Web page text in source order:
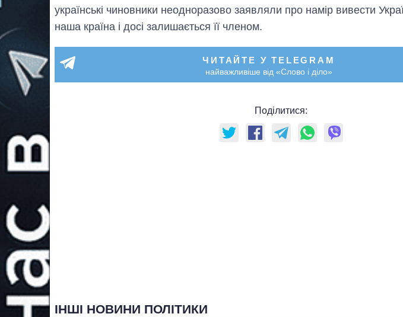
українські чиновники неодноразово заявляли про намір вивести
наша країна і досі залишається її членом.
ЧИТАЙТЕ У TELEGRAM
найважливіше від «Слово і діло»
Поділитися:
ІНШІ НОВИНИ ПОЛІТИКИ